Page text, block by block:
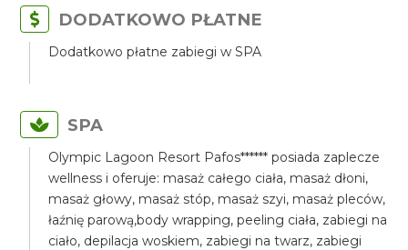
DODATKOWO PŁATNE
Dodatkowo płatne zabiegi w SPA
SPA
Olympic Lagoon Resort Pafos****** posiada zaplecze
wellness i oferuje: masaż całego ciała, masaż dłoni,
masaż głowy, masaż stóp, masaż szyi, masaż pleców,
łaźnię parową,body wrapping, peeling ciała, zabiegi na
ciało, depilacja woskiem, zabiegi na twarz, zabiegi